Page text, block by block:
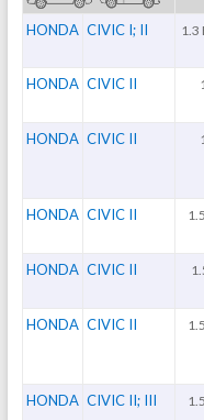
HONDA CIVIC I; II 1.3
HONDA CIVIC II
HONDA CIVIC II
HONDA CIVIC II
HONDA CIVIC II
HONDA CIVIC II
HONDA CIVIC II; III